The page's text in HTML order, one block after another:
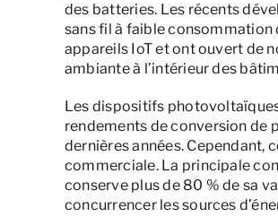
des batteries. Les récents
sans fil à faible consommation
appareils IoT et ont ouvert de
ambiante à l’intérieur des
Les dispositifs
rendements de conversion de
dernières années.
commerciale. La principale
conserve plus de 80 % de sa
concurrencer les sources